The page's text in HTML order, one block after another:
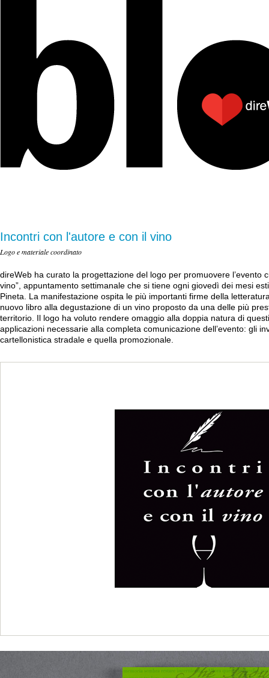
Incontri con l'autore e con il vino
Logo e materiale coordinato
direWeb ha curato la progettazione del logo per promuovere l’evento
vino”, appuntamento settimanale che si tiene ogni giovedì dei mesi
Pineta. La manifestazione ospita le più importanti firme della
nuovo libro alla degustazione di un vino proposto da una delle più
territorio. Il logo ha voluto rendere omaggio alla doppia natura di
applicazioni necessarie alla completa comunicazione dell’evento: gli
cartellonistica stradale e quella promozionale.